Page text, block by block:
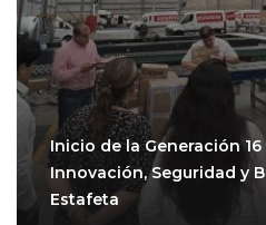
Inicio de la Generación 16
Innovación, Seguridad y
Estafeta